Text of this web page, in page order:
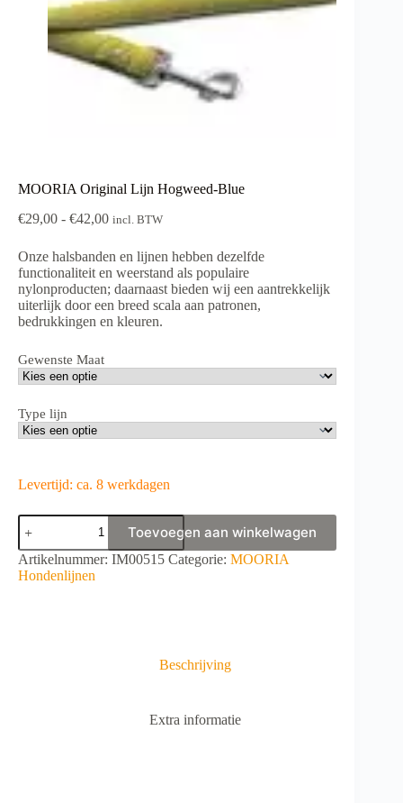
MOORIA Original Lijn Hogweed-Blue
€29,00 - €42,00Prijsklasse:
€42,00
incl. BTW
Onze halsbanden en lijnen hebben dezelfde
functionaliteit en weerstand als populaire
nylonproducten; daarnaast bieden wij een aantrekkelijk
uiterlijk door een breed scala aan patronen,
bedrukkingen en kleuren.
Gewenste Maat
Type lijn
Levertijd: ca. 8 werkdagen
MOORIA
Original
Lijn
Hogweed-
Blue
Toevoegen aan winkelwagen
A
l
Artikelnummer: IM00515 Categorie: MOORIA
Hondenlijnen
Beschrijving
Extra informatie